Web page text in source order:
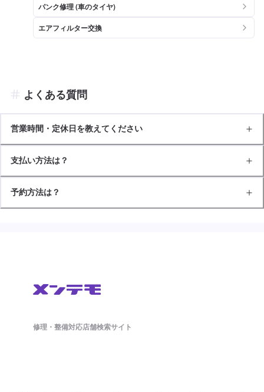
パンク修理 (車のタイヤ)
エアフィルター交換
よくある質問
営業時間・定休日を教えてください
支払い方法は？
予約方法は？
修理・整備対応店舗検索サイト